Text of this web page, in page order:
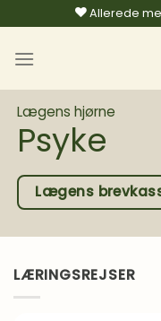
til
indhold
Allerede
Lægens hjørne
Psyke
Lægens
LÆRINGSREJSER